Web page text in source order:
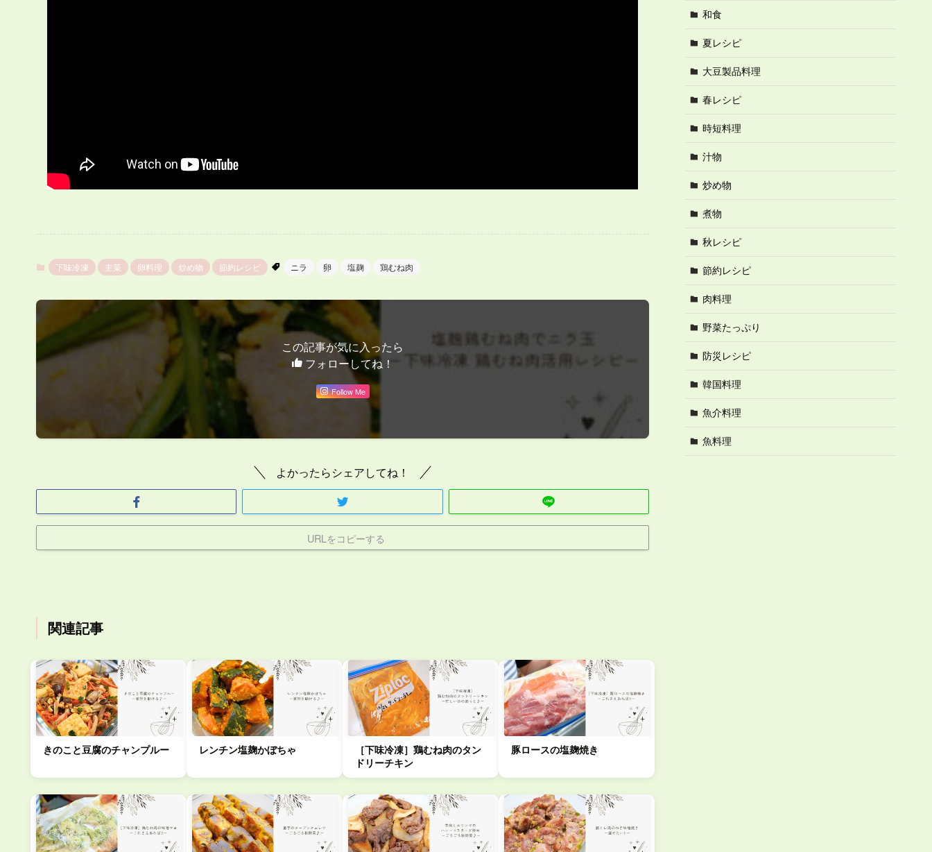
下味冷凍 主菜 卵料理 炒め物 節約レシピ ニラ 卵 塩麹 鶏むね肉
この記事が気に入ったら
フォローしてね！
Follow Me
よかったらシェアしてね！
URLをコピーする
関連記事
きのこと豆腐のチャンプルー レンチン塩麹かぼちゃ
［下味冷凍］鶏むね肉のタン
ドリーチキン
豚ロースの塩麹焼き
和食
夏レシピ
大豆製品料理
春レシピ
時短料理
汁物
炒め物
煮物
秋レシピ
節約レシピ
肉料理
野菜たっぷり
防災レシピ
韓国料理
魚介料理
魚料理